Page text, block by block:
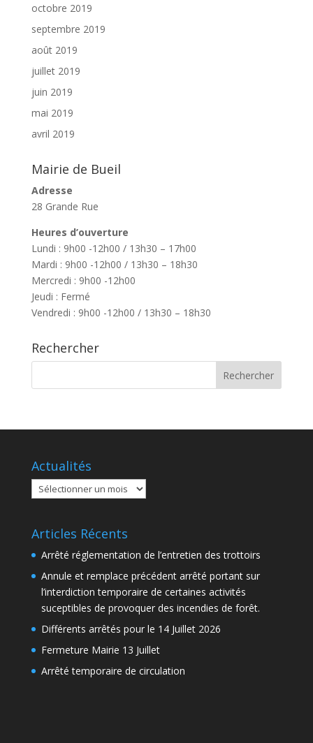
octobre 2019
septembre 2019
août 2019
juillet 2019
juin 2019
mai 2019
avril 2019
Mairie de Bueil
Adresse
28 Grande Rue
Heures d’ouverture
Lundi : 9h00 -12h00 / 13h30 – 17h00
Mardi : 9h00 -12h00 / 13h30 – 18h30
Mercredi : 9h00 -12h00
Jeudi : Fermé
Vendredi : 9h00 -12h00 / 13h30 – 18h30
Rechercher
Actualités
Actualités
Articles Récents
Arrêté réglementation de l’entretien des trottoirs
Annule et remplace précédent arrêté portant sur
l’interdiction temporaire de certaines activités
suceptibles de provoquer des incendies de forêt.
Différents arrêtés pour le 14 Juillet 2026
Fermeture Mairie 13 Juillet
Arrêté temporaire de circulation